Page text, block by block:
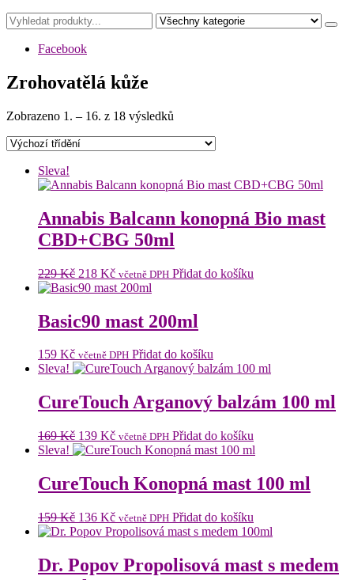
Facebook
Zrohovatělá kůže
Zobrazeno 1. – 16. z 18 výsledků
Sleva!
Annabis Balcann konopná Bio mast
CBD+CBG 50ml
229Kč Původní
cena
229 Kč.
218 KčAktuální
cena
218 Kč.
včetně DPH Přidat do košíku
Basic90 mast 200ml
159 Kč včetně DPH Přidat do košíku
Sleva!
CureTouch Arganový balzám 100 ml
169Kč Původní
cena
169 Kč.
139 KčAktuální
cena
139 Kč.
včetně DPH Přidat do košíku
Sleva!
CureTouch Konopná mast 100 ml
159Kč Původní
cena
159 Kč.
136 KčAktuální
cena
136 Kč.
včetně DPH Přidat do košíku
Dr. Popov Propolisová mast s medem